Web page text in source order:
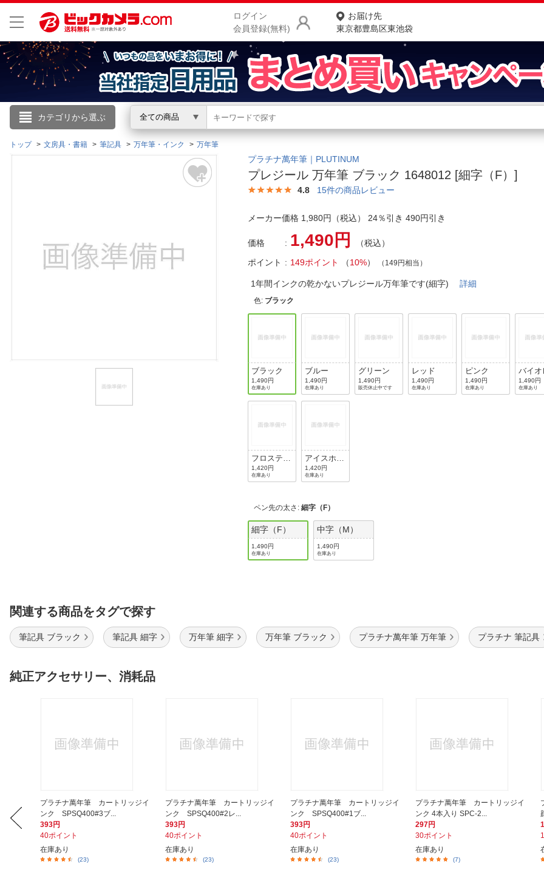
ログイン
会員登録(無料)
お届け先
東京都豊島区東池袋
カテゴリから選ぶ 全ての商品
こんにちは
ログイン
閲覧履歴
商品をさがす
ランキングからさがす
カテゴリ一覧からさがす
お客様サポート
よくある質問・お問合せ
トップ 文房具・書籍 筆記具 万年筆・インク 万年筆
プラチナ萬年筆｜PLUTINUM
プレジール 万年筆 ブラック 1648012 [細字（F）]
4.8 15件の商品レビュー
メーカー価格 1,980円（税込） 24％引き 490円引き
価格 1,490円
（税込）
ポイント
149ポイント （10%） （149円相当）
1年間インクの乾かないプレジール万年筆です(細字)詳細
色: ブラック
ブラック
1,490円
在庫あり
ブルー
1,490円
在庫あり
グリーン
1,490円
販売休止中です
レッド
1,490円
在庫あり
ピンク
1,490円
在庫あり
バイオ
ト
1,490円
在庫あり
フロスティ
ブルー
1,420円
在庫あり
アイスホワ
イト
1,420円
在庫あり
ペン先の太さ :細字（F）
細字（F）
1,490円
在庫あり
中字（M）
1,490円
在庫あり
関連する商品をタグで探す
筆記具 ブラック 筆記具 細字 万年筆 細字 万年筆 ブラック プラチナ萬年筆 万年筆 プラチナ 筆記具
純正アクセサリー、消耗品
プラチナ萬年筆 カートリッジイ
ンク SPSQ400#3ブ...
393円
40ポイント
在庫あり
(23)
プラチナ萬年筆 カートリッジイ
ンク SPSQ400#2レ...
393円
40ポイント
在庫あり
(23)
プラチナ萬年筆 カートリッジイ
ンク SPSQ400#1ブ...
393円
40ポイント
在庫あり
(23)
プラチナ萬年筆 カートリッジイ
ンク 4本入り SPC-2...
297円
30ポイント
在庫あり
(7)